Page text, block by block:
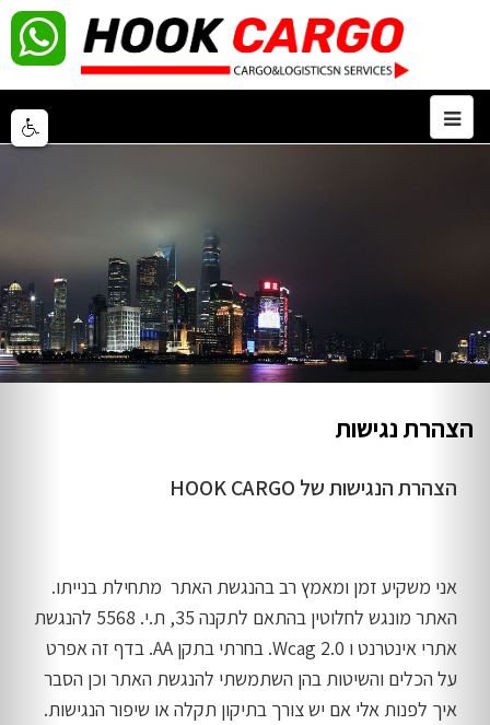
הצהרת נגישות
הצהרת הנגישות של HOOK CARGO
אני משקיע זמן ומאמץ רב בהנגשת האתר מתחילת בנייתו.
האתר מונגש לחלוטין בהתאם לתקנה 35, ת.י. 5568 להנגשת
אתרי אינטרנט ו Wcag 2.0. בחרתי בתקן AA. בדף זה אפרט
על הכלים והשיטות בהן השתמשתי להנגשת האתר וכן הסבר
איך לפנות אלי אם יש צורך בתיקון תקלה או שיפור הנגישות.